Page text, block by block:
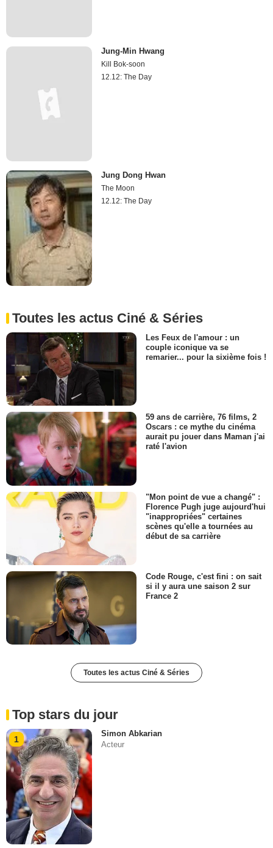
Jung-Min Hwang
Kill Bok-soon
12.12: The Day
Jung Dong Hwan
The Moon
12.12: The Day
Toutes les actus Ciné & Séries
Les Feux de l'amour : un
couple iconique va se
remarier... pour la sixième fois !
59 ans de carrière, 76 films, 2
Oscars : ce mythe du cinéma
aurait pu jouer dans Maman j'ai
raté l'avion
"Mon point de vue a changé" :
Florence Pugh juge aujourd'hui
"inappropriées" certaines
scènes qu'elle a tournées au
début de sa carrière
Code Rouge, c'est fini : on sait
si il y aura une saison 2 sur
France 2
Toutes les actus Ciné & Séries
Top stars du jour
1
Simon Abkarian
Acteur